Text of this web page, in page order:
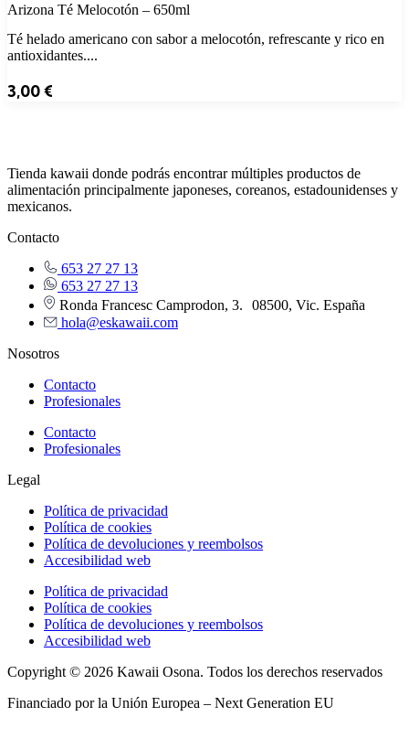
Arizona Té Melocotón – 650ml
Té helado americano con sabor a melocotón, refrescante y rico en
antioxidantes....
3,00€
Tienda kawaii donde podrás encontrar múltiples productos de
alimentación principalmente japoneses, coreanos, estadounidenses y
mexicanos.
Contacto
653 27 27 13
653 27 27 13
Ronda Francesc Camprodon, 3. 08500, Vic. España
hola@eskawaii.com
Nosotros
Contacto
Profesionales
Contacto
Profesionales
Legal
Política de privacidad
Política de cookies
Política de devoluciones y reembolsos
Accesibilidad web
Política de privacidad
Política de cookies
Política de devoluciones y reembolsos
Accesibilidad web
Copyright © 2026 Kawaii Osona. Todos los derechos reservados
Financiado por la Unión Europea – Next Generation EU